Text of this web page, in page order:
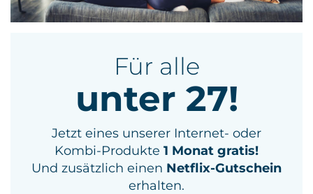
Für alle
unter 27!
Jetzt eines unserer Internet- oder
Kombi-Produkte 1 Monat gratis!
Und zusätzlich einen Netflix-Gutschein
erhalten.